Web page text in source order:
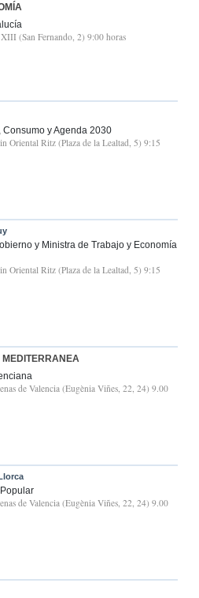
(San Fernando, 2) 9:00 horas
y Agenda 2030
Oriental Ritz (Plaza de la Lealtad, 5) 9:15
y Ministra de Trabajo y Economía
Oriental Ritz (Plaza de la Lealtad, 5) 9:15
de Valencia (Eugènia Viñes, 22, 24) 9.00
de Valencia (Eugènia Viñes, 22, 24) 9.00